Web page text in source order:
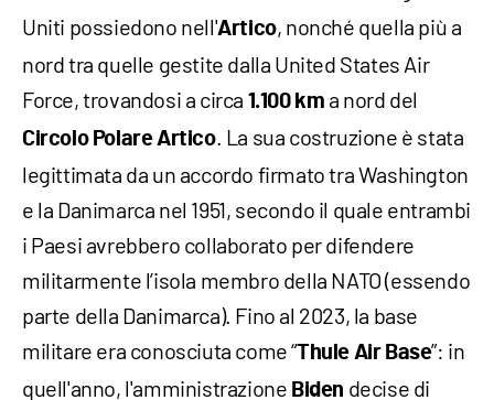
Uniti possiedono nell'Artico, nonché quella più a
nord tra quelle gestite dalla United States Air
Force, trovandosi a circa 1.100 km a nord del
Circolo Polare Artico. La sua costruzione è stata
legittimata da un accordo firmato tra Washington
e la Danimarca nel 1951, secondo il quale entrambi
i Paesi avrebbero collaborato per difendere
militarmente l’isola membro della NATO (essendo
parte della Danimarca). Fino al 2023, la base
militare era conosciuta come “Thule Air Base”: in
quell'anno, l'amministrazione Biden decise di